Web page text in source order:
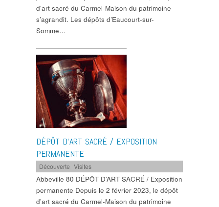
d’art sacré du Carmel-Maison du patrimoine
s’agrandit. Les dépôts d’Eaucourt-sur-
Somme…
DÉPÔT D’ART SACRÉ / EXPOSITION
PERMANENTE
Découverte ,Visites
Abbeville 80 DÉPÔT D’ART SACRÉ / Exposition
permanente Depuis le 2 février 2023, le dépôt
d’art sacré du Carmel-Maison du patrimoine